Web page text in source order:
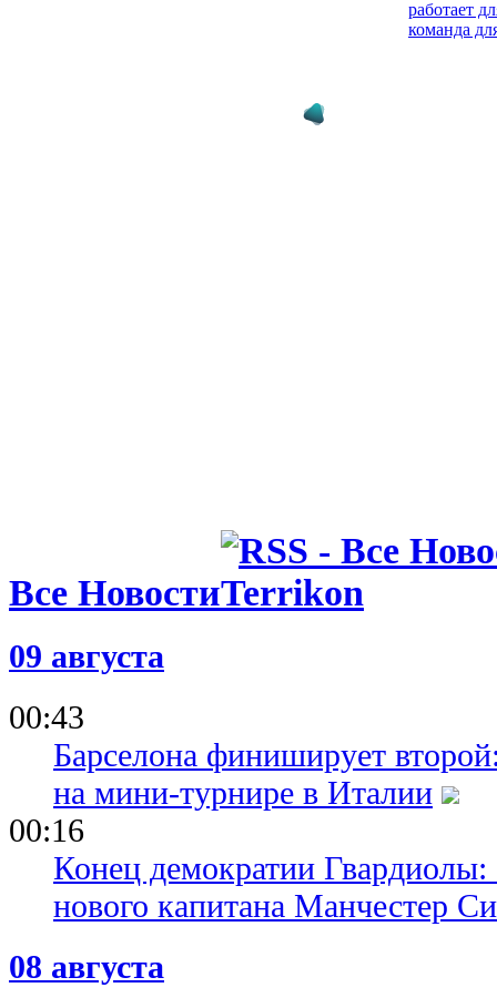
работает
команда
Все Новости
09 августа
00:43
Барселона финиширует
на мини-турнире в Италии
00:16
Конец демократии
нового капитана Манчестер
08 августа